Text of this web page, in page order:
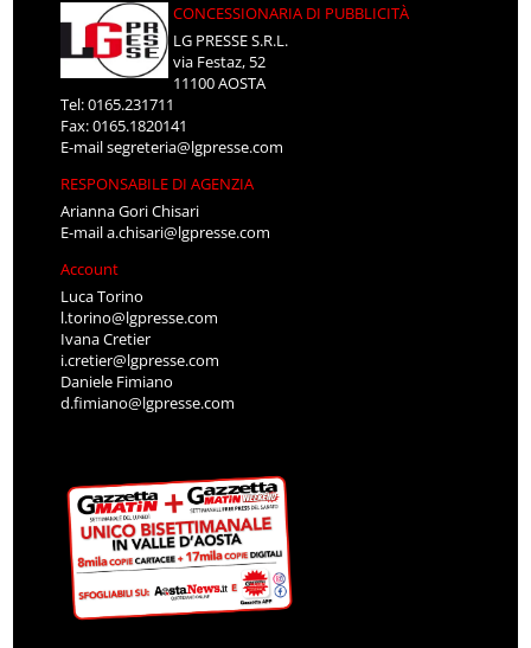
CONCESSIONARIA DI PUBBLICITÀ
LG PRESSE S.R.L.
via Festaz, 52
11100 AOSTA
Tel: 0165.231711
Fax: 0165.1820141
E-mailsegreteria@lgpresse.com
RESPONSABILE DI AGENZIA
Arianna Gori Chisari
E-maila.chisari@lgpresse.com
Account
Luca Torino
l.torino@lgpresse.com
Ivana Cretier
i.cretier@lgpresse.com
Daniele Fimiano
d.fimiano@lgpresse.com